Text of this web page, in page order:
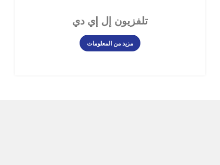
تلفزيون إل إي دي
مزيد من المعلومات